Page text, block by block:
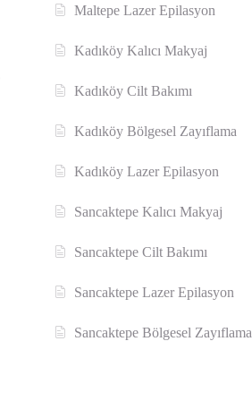
Maltepe Lazer Epilasyon
Kadıköy Kalıcı Makyaj
Kadıköy Cilt Bakımı
Kadıköy Bölgesel Zayıflama
Kadıköy Lazer Epilasyon
Sancaktepe Kalıcı Makyaj
Sancaktepe Cilt Bakımı
Sancaktepe Lazer Epilasyon
Sancaktepe Bölgesel Zayıflama